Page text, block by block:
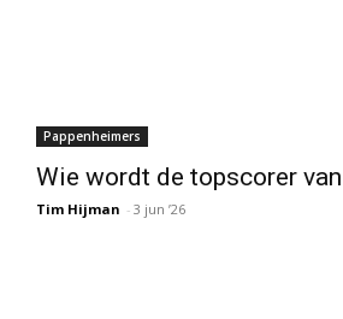
Pappenheimers
Wie wordt de topscorer
Tim Hijman - 3 jun ’26